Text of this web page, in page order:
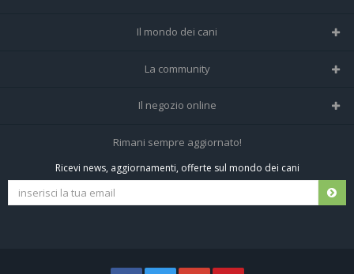
Il mondo dei cani
Tutte le razze
La community
Home
Tutti i cani iscritti
Il negozio online
Negozio per cani
Spedizioni e resi
Rimani sempre aggiornato!
Ricevi news, aggiornamenti, offerte sul mondo dei cani